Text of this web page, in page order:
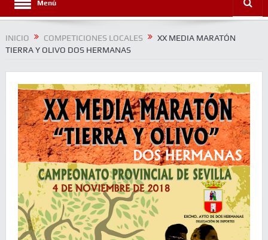
Menú
INICIO COMPETICIONES LOCALES
XX MEDIA MARATÓN
TIERRA Y OLIVO DOS HERMANAS